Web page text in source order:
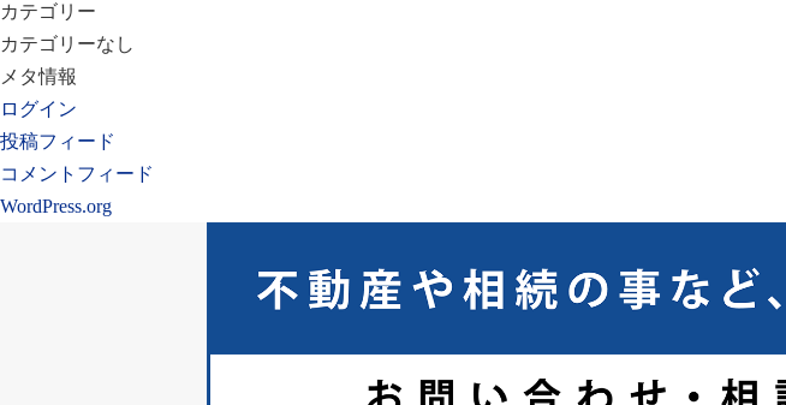
カテゴリー
カテゴリーなし
メタ情報
ログイン
投稿フィード
コメントフィード
WordPress.org